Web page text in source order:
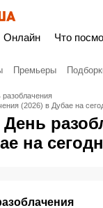
Онлайн Что
Премьеры
разоблачения
(2026) в Дубае на
на